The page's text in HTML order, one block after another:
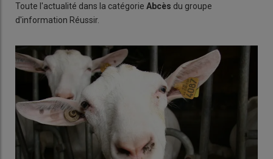
Toute l'actualité dans la catégorie Abcès du groupe
d'information Réussir.